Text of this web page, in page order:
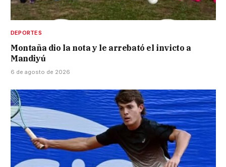
DEPORTES
Montaña dio la nota y le arrebató el invicto a
Mandiyú
6 de agosto de 2026